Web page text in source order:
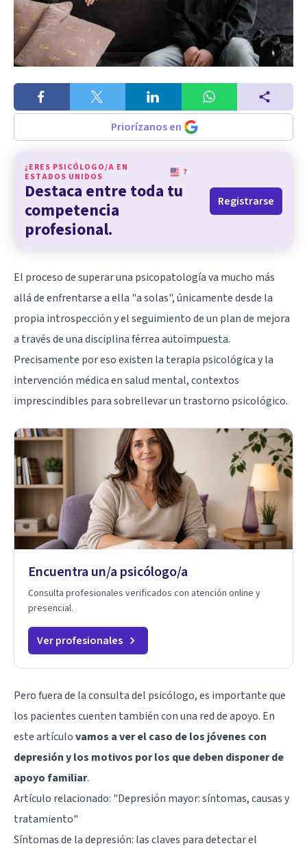
Priorízanos en
¿ERES PSICÓLOGO/A EN
ESTADOS UNIDOS
?
Destaca entre toda tu
competencia
profesional.
Registrarse
El proceso de superar una psicopatología va mucho más
allá de enfrentarse a ella "a solas", únicamente desde la
propia introspección y el seguimiento de un plan de mejora
a través de una disciplina férrea autoimpuesta.
Precisamente por eso existen la terapia psicológica y la
intervención médica en salud mental, contextos
imprescindibles para sobrellevar un trastorno psicológico.
Encuentra un/a psicólogo/a
Consulta profesionales verificados con atención online y
presencial.
Ver profesionales
Pero fuera de la consulta del psicólogo, es importante que
los pacientes cuenten también con una red de apoyo. En
este artículovamos a ver el caso de los jóvenes con
depresión y los motivos por los que deben disponer de
apoyo familiar.
Artículo relacionado: "Depresión mayor: síntomas, causas y
tratamiento"
Síntomas de la depresión: las claves para detectar el